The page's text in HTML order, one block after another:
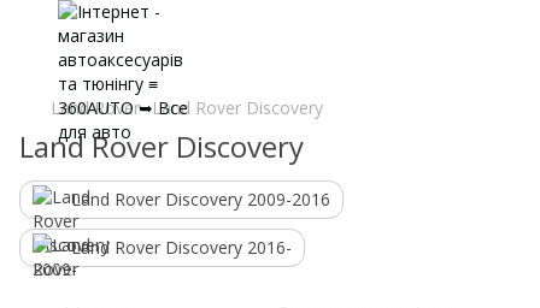
Land Rover Land Rover Discovery
Land Rover Discovery
Land Rover Discovery 2009-2016
Land Rover Discovery 2016-